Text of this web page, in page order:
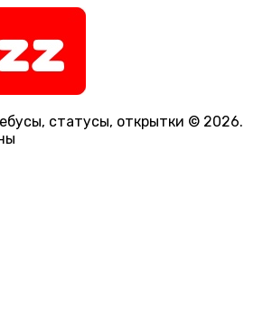
статусы, открытки © 2026.